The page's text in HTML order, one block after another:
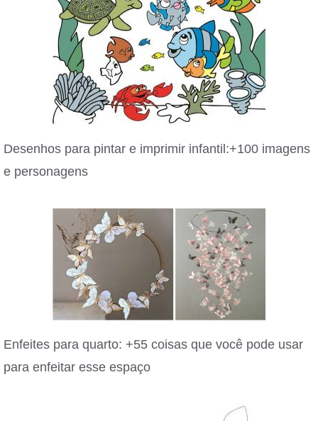
Desenhos para pintar e imprimir infantil:+100 imagens
e personagens
Enfeites para quarto: +55 coisas que você pode usar
para enfeitar esse espaço